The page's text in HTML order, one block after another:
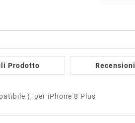
Prodotto Recensioni
), per iPhone 8 Plus